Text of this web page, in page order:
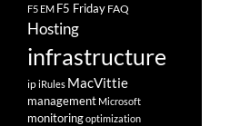
F5 EM F5 Friday FAQ
Hosting
infrastructure
ipiRules MacVittie
management Microsoft
monitoringoptimization